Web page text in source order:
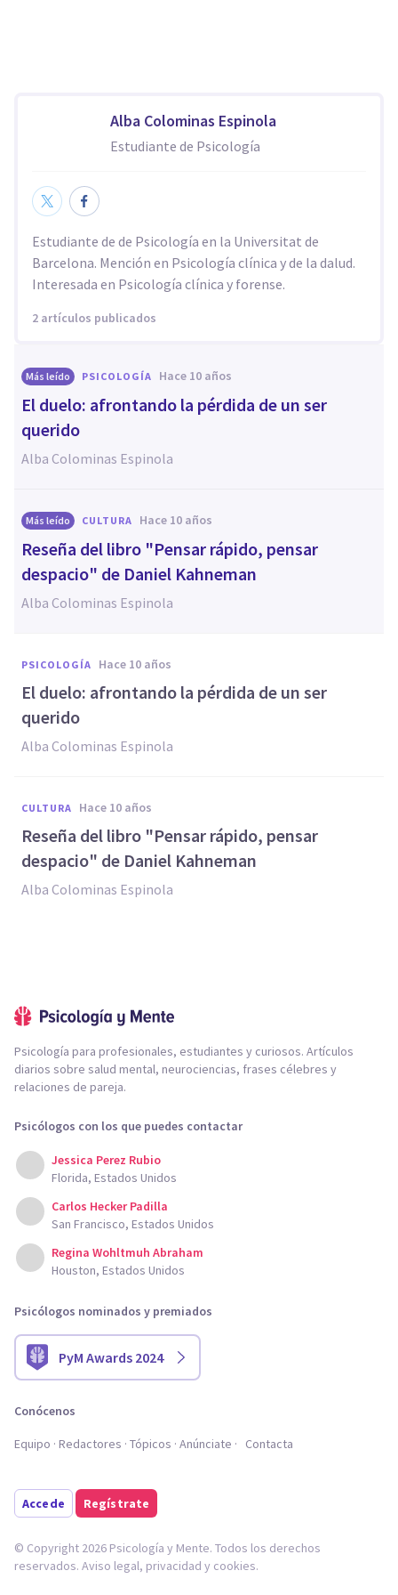
Alba Colominas Espinola
Estudiante de Psicología
Estudiante de de Psicología en la Universitat de
Barcelona. Mención en Psicología clínica y de la dalud.
Interesada en Psicología clínica y forense.
2 artículos publicados
Más leído PSICOLOGÍA hace 10 años
​El duelo: afrontando la pérdida de un ser
querido
Alba Colominas Espinola
Más leído CULTURA hace 10 años
​Reseña del libro "Pensar rápido, pensar
despacio" de Daniel Kahneman
Alba Colominas Espinola
PSICOLOGÍA hace 10 años
​El duelo: afrontando la pérdida de un ser
querido
Alba Colominas Espinola
CULTURA hace 10 años
​Reseña del libro "Pensar rápido, pensar
despacio" de Daniel Kahneman
Alba Colominas Espinola
Psicología para profesionales, estudiantes y curiosos. Artículos
diarios sobre salud mental, neurociencias, frases célebres y
relaciones de pareja.
Psicólogos con los que puedes contactar
Jessica Perez Rubio
Florida, Estados Unidos
Carlos Hecker Padilla
San Francisco, Estados Unidos
Regina Wohltmuh Abraham
Houston, Estados Unidos
Psicólogos nominados y premiados
PyM Awards 2024
Conócenos
Equipo Redactores Tópicos Anúnciate Contacta
Accede Regístrate
© Copyright 2026 Psicología y Mente. Todos los derechos
reservados. Aviso legal, privacidad y cookies.